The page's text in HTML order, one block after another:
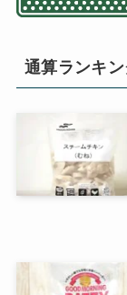
通算ランキ